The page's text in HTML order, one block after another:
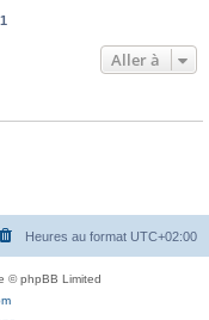
1
Aller à
Heures au format UTC+02:00
© phpBB Limited